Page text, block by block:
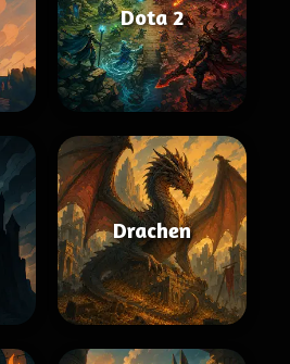
Dota 2
Drachen